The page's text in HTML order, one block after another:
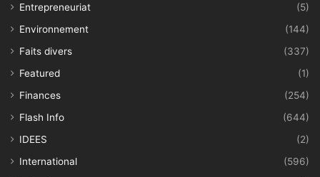
Entrepreneuriat
(5)
Environnement
(144)
Faits divers
(337)
Featured
(1)
Finances
(254)
Flash Info
(644)
IDEES
(2)
International
(596)